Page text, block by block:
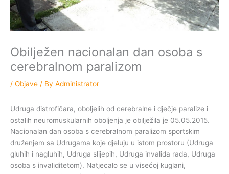
Obilježen nacionalan dan osoba s
cerebralnom paralizom
/ Objave / By Administrator
Udruga distrofičara, oboljelih od cerebralne i dječje paralize i
ostalih neuromuskularnih oboljenja je obilježila je 05.05.2015.
Nacionalan dan osoba s cerebralnom paralizom sportskim
druženjem sa Udrugama koje djeluju u istom prostoru (Udruga
gluhih i nagluhih, Udruga slijepih, Udruga invalida rada, Udruga
osoba s invaliditetom). Natjecalo se u visećoj kuglani,